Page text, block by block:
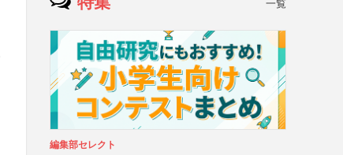
一覧
編集部セレクト